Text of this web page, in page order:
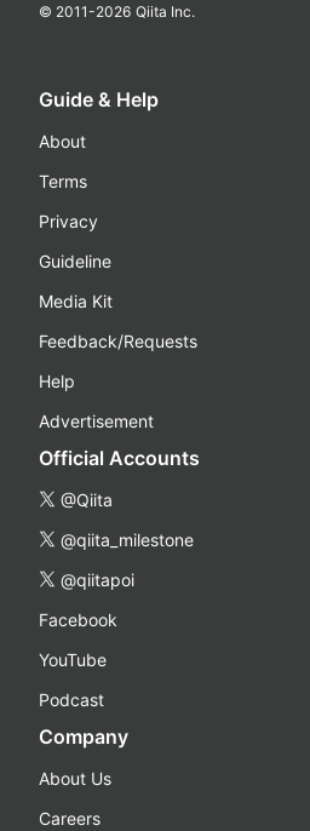
© 2011-2026 Qiita Inc.
Guide & Help
About
Terms
Privacy
Guideline
Media Kit
Feedback/Requests
Help
Advertisement
Official Accounts
@Qiita
@qiita_milestone
@qiitapoi
Facebook
YouTube
Podcast
Company
About Us
Careers